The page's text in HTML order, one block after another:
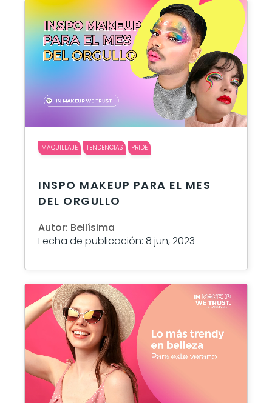
MAQUILLAJE TENDENCIAS PRIDE
INSPO MAKEUP PARA EL MES
DEL ORGULLO
Autor: Bellísima
Fecha de publicación: 8 jun, 2023